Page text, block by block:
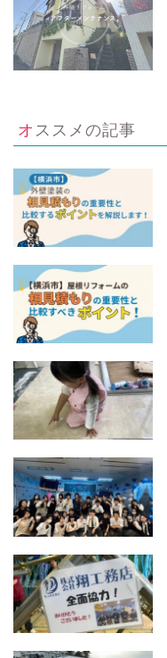
オススメの記事